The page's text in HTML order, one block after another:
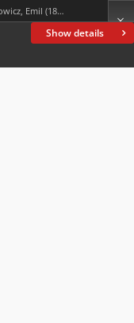
Show details
Zegadłowicz, Emil (1888-1941)